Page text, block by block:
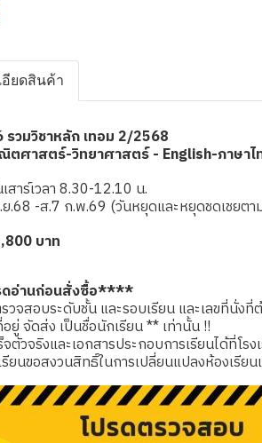
อียดสินค้า
วมวิชาหลัก เทอม 2/2568
ตศาสตร์-วิทยาศาสตร์ - English-ภาษา
สาร์เวลา 8.30-12.10 น.
.68 -ส.7 ก.พ.69 (วันหยุดและหยุดชดเชยต
บาท
อ่านก่อนสั่งซื้อ****
จสอบระดับชั้น และรอบเรียน และเลขที่นั่ง
ยู่ จัดส่ง เป็นชื่อนักเรียน ** เท่านั้น !!
จตัวจริงและเอกสารประกอบการเรียนได้ที่โ
รียนขอสงวนสิทธิ์ในการเปลี่ยนแปลงห้องเรีย